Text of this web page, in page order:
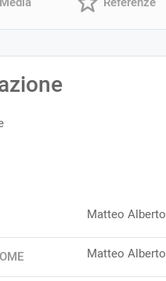
Matteo Alberto
Matteo Alberto